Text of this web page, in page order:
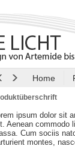
Home
ipsum dolor sit
Aenean commodo
Cum sociis
montes,